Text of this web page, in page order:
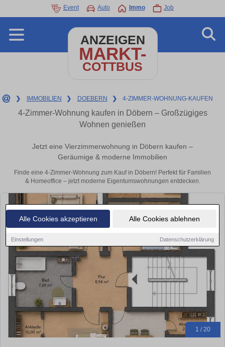
Alle Cookies akzeptieren Alle Cookies ablehnen
Einstellungen Datenschutzerklärung
Event Auto Immo Job
ANZEIGEN
MARKT-
COTTBUS
❯ IMMOBILIEN ❯ DOEBERN ❯ 4-ZIMMER-WOHNUNG-KAUFEN
4-Zimmer-Wohnung kaufen in Döbern – Großzügiges
Wohnen genießen
Jetzt eine Vierzimmerwohnung in Döbern kaufen –
Geräumige & moderne Immobilien
Finde eine 4-Zimmer-Wohnung zum Kauf in Döbern! Perfekt für Familien
& Homeoffice – jetzt moderne Eigentumswohnungen entdecken.
1 / 20